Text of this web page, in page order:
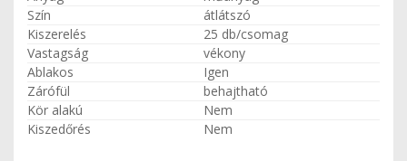
Szín
átlátszó
Kiszerelés
25 db/csomag
Vastagság
vékony
Ablakos
Igen
Zárófül
behajtható
Kör alakú
Nem
Kiszedőrés
Nem